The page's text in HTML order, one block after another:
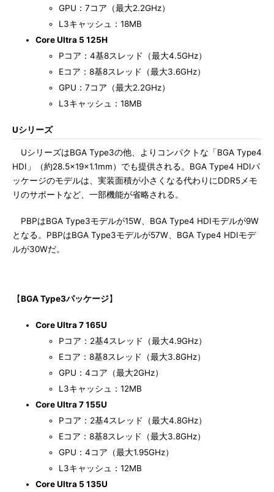
GPU：7コア（最大2.2GHz）
L3キャッシュ：18MB
Core Ultra 5 125H
Pコア：4基8スレッド（最大4.5GHz）
Eコア：8基8スレッド（最大3.6GHz）
GPU：7コア（最大2.2GHz）
L3キャッシュ：18MB
Uシリーズ
UシリーズはBGA Type3の他、よりコンパクトな「BGA Type4
HDI」（約28.5×19×1.1mm）でも提供される。BGA Type4 HDIパ
ッケージのモデルは、実装面積が小さくなる代わりにDDR5メモ
リのサポートなど、一部機能が省略される。
PBPはBGA Type3モデルが15W、BGA Type4 HDIモデルが9W
となる。PBPはBGA Type3モデルが57W、BGA Type4 HDIモデ
ルが30Wだ。
【BGA Type3パッケージ】
Core Ultra 7 165U
Pコア：2基4スレッド（最大4.9GHz）
Eコア：8基8スレッド（最大3.8GHz）
GPU：4コア（最大2GHz）
L3キャッシュ：12MB
Core Ultra 7 155U
Pコア：2基4スレッド（最大4.8GHz）
Eコア：8基8スレッド（最大3.8GHz）
GPU：4コア（最大1.95GHz）
L3キャッシュ：12MB
Core Ultra 5 135U